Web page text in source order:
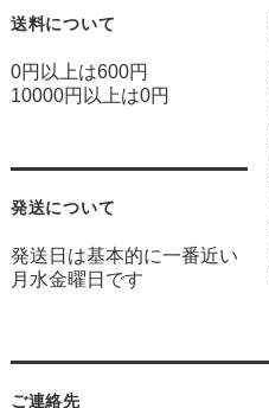
送料について
0円以上は600円
10000円以上は0円
発送について
発送日は基本的に一番近い
月水金曜日です
ご連絡先